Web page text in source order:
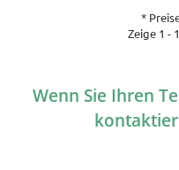
*
Zeige 1 -
Wenn Sie Ihren